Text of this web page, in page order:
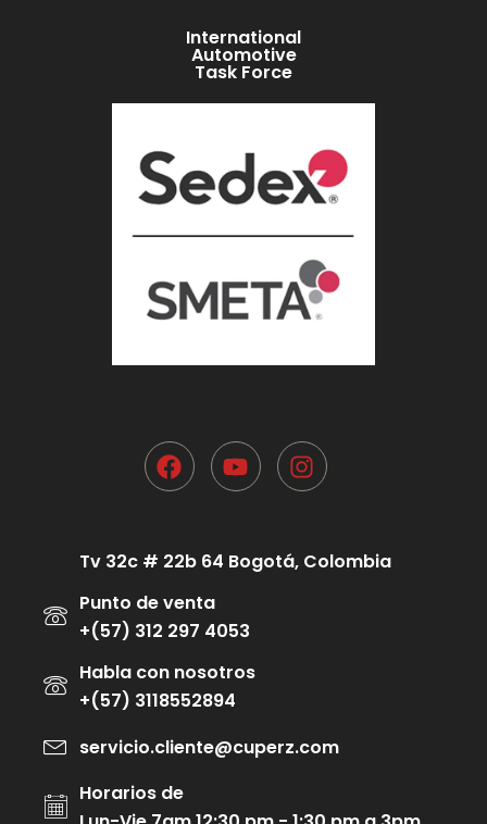
International
Automotive
Task Force
Tv 32c # 22b 64 Bogotá, Colombia
Punto de venta
+(57) 312 297 4053
Habla con nosotros
+(57) 3118552894
servicio.cliente@cuperz.com
Horarios de